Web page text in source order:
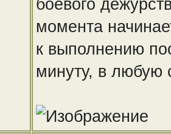
боевого
момента
к выполнению
минуту, в любую